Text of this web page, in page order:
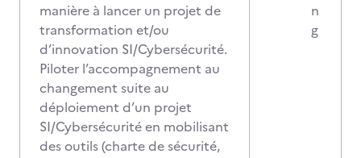
manière à lancer un projet de
transformation et/ou
d’innovation SI/Cybersécurité.
Piloter l’accompagnement au
changement suite au
déploiement d’un projet
SI/Cybersécurité en mobilisant
des outils (charte de sécurité,
n
g